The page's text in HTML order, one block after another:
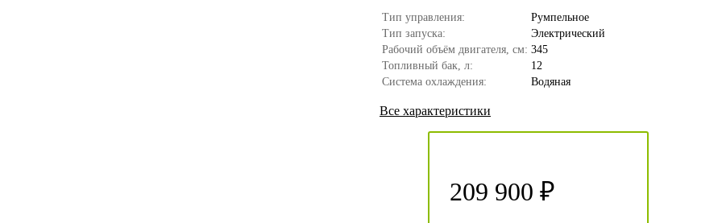
Тип управления:
Румпельное
Тип запуска:
Электрический
Рабочий объём двигателя, см: 345
Топливный бак, л:
12
Система охлаждения:
Водяная
Все характеристики
209 900 ₽